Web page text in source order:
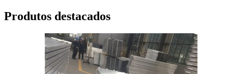
Produtos destacados